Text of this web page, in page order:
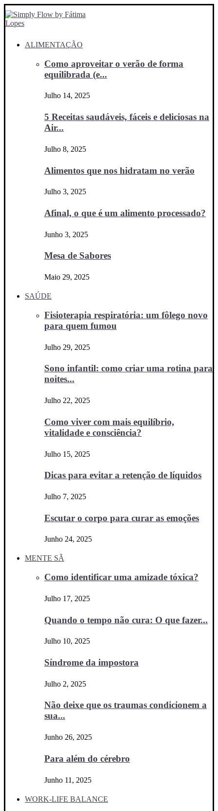
ALIMENTAÇÃO
Como aproveitar o verão de forma
equilibrada (e...
Julho 14, 2025
5 Receitas saudáveis, fáceis e deliciosas na
Air...
Julho 8, 2025
Alimentos que nos hidratam no verão
Julho 3, 2025
Afinal, o que é um alimento processado?
Junho 3, 2025
Mesa de Sabores
Maio 29, 2025
SAÚDE
Fisioterapia respiratória: um fôlego novo
para quem fumou
Julho 29, 2025
Sono infantil: como criar uma rotina para
noites...
Julho 22, 2025
Como viver com mais equilíbrio,
vitalidade e consciência?
Julho 15, 2025
Dicas para evitar a retenção de líquidos
Julho 7, 2025
Escutar o corpo para curar as emoções
Junho 24, 2025
MENTE SÃ
Como identificar uma amizade tóxica?
Julho 17, 2025
Quando o tempo não cura: O que fazer...
Julho 10, 2025
Síndrome da impostora
Julho 2, 2025
Não deixe que os traumas condicionem a
sua...
Junho 26, 2025
Para além do cérebro
Junho 11, 2025
WORK-LIFE BALANCE